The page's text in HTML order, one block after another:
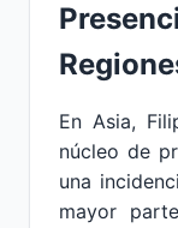
En Asia,
núcleo de
una
mayor